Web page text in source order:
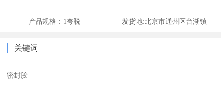
产品规格： 1夸脱 发货地:北京市通州区台湖镇
关键词
密封胶